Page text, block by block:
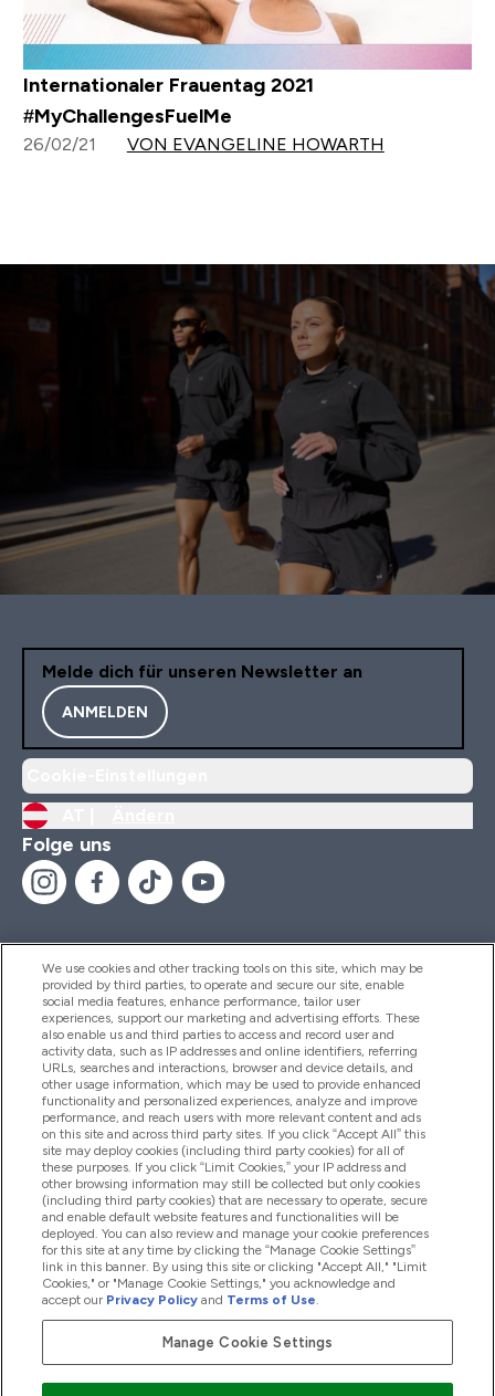
Internationaler Frauentag 2021
#MyChallengesFuelMe
26/02/21 VON EVANGELINE HOWARTH
Melde dich für unseren Newsletter an
ANMELDEN
Folge uns
Hilfe Und Informationen
Produkte
Unternehmensinformationen
Angebote
2026 The Hut.com Ltd
We use cookies and other tracking tools on this site, which may be
provided by third parties, to operate and secure our site, enable
social media features, enhance performance, tailor user
experiences, support our marketing and advertising efforts. These
also enable us and third parties to access and record user and
activity data, such as IP addresses and online identifiers, referring
URLs, searches and interactions, browser and device details, and
other usage information, which may be used to provide enhanced
functionality and personalized experiences, analyze and improve
performance, and reach users with more relevant content and ads
on this site and across third party sites. If you click “Accept All” this
site may deploy cookies (including third party cookies) for all of
these purposes. If you click “Limit Cookies,” your IP address and
other browsing information may still be collected but only cookies
(including third party cookies) that are necessary to operate, secure
and enable default website features and functionalities will be
deployed. You can also review and manage your cookie preferences
for this site at any time by clicking the “Manage Cookie Settings”
link in this banner. By using this site or clicking "Accept All," "Limit
Cookies," or "Manage Cookie Settings," you acknowledge and
accept our Privacy Policy and Terms of Use.
Manage Cookie Settings